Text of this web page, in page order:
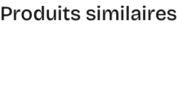
Produits similaires